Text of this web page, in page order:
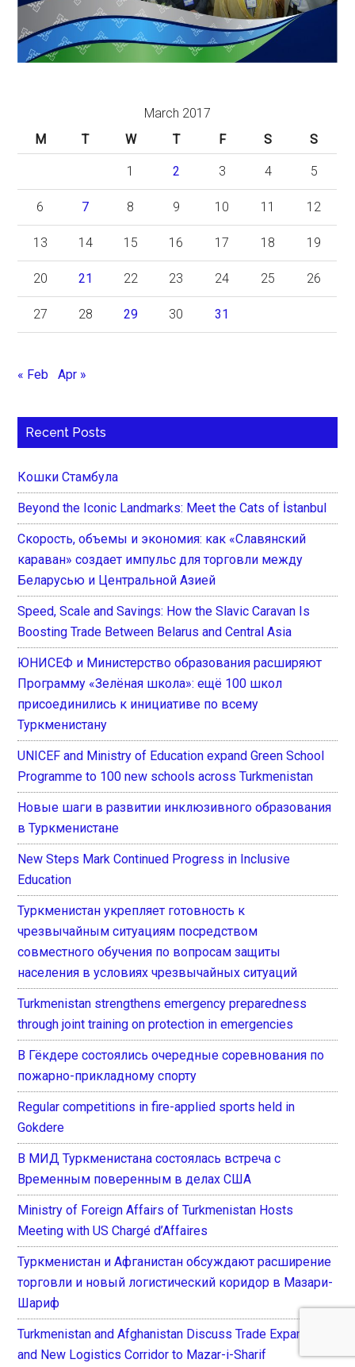
March 2017
M
T W T F S S
1 2 3 4 5
6 7 8 9 10 11 12
13 14 15 16 17 18 19
20 21 22 23 24 25 26
27 28 29 30 31
« Feb Apr »
Recent Posts
Кошки Стамбула
Beyond the Iconic Landmarks: Meet the Cats of İstanbul
Скорость, объемы и экономия: как «Славянский
караван» создает импульс для торговли между
Беларусью и Центральной Азией
Speed, Scale and Savings: How the Slavic Caravan Is
Boosting Trade Between Belarus and Central Asia
ЮНИСЕФ и Министерство образования расширяют
Программу «Зелёная школа»: ещё 100 школ
присоединились к инициативе по всему
Туркменистану
UNICEF and Ministry of Education expand Green School
Programme to 100 new schools across Turkmenistan
Новые шаги в развитии инклюзивного образования
в Туркменистане
New Steps Mark Continued Progress in Inclusive
Education
Туркменистан укрепляет готовность к
чрезвычайным ситуациям посредством
совместного обучения по вопросам защиты
населения в условиях чрезвычайных ситуаций
Turkmenistan strengthens emergency preparedness
through joint training on protection in emergencies
В Гёкдере состоялись очередные соревнования по
пожарно-прикладному спорту
Regular competitions in fire-applied sports held in
Gokdere
В МИД Туркменистана состоялась встреча с
Временным поверенным в делах США
Ministry of Foreign Affairs of Turkmenistan Hosts
Meeting with US Chargé d’Affaires
Туркменистан и Афганистан обсуждают расширение
торговли и новый логистический коридор в Мазари-
Шариф
Turkmenistan and Afghanistan Discuss Trade Expansion
and New Logistics Corridor to Mazar-i-Sharif